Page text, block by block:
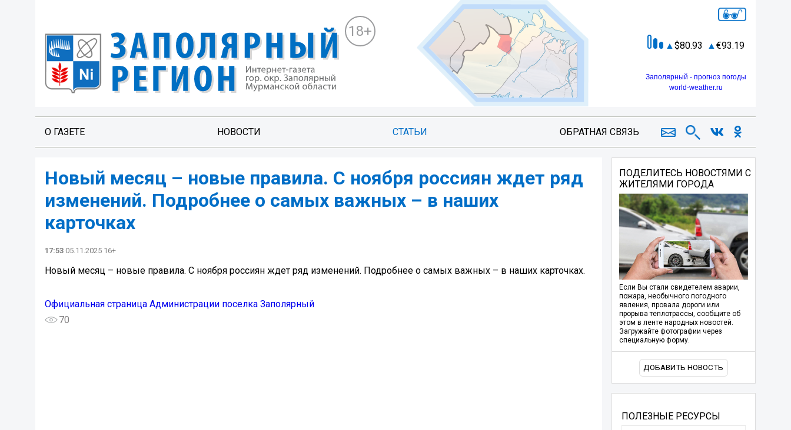
18+
80.93 93.19
Заполярный - прогноз погоды
world-weather.ru
О ГАЗЕТЕ НОВОСТИ СТАТЬИ ОБРАТНАЯ СВЯЗЬ
Новый месяц – новые правила. С ноября россиян ждет ряд
изменений. Подробнее о самых важных – в наших
карточках
17:53 05.11.2025 16+
Новый месяц – новые правила. С ноября россиян ждет ряд изменений. Подробнее о самых важных – в наших карточках.
Официальная страница Администрации поселка Заполярный
70
ПОДЕЛИТЕСЬ НОВОСТЯМИ С
ЖИТЕЛЯМИ ГОРОДА
Если Вы стали свидетелем аварии,
пожара, необычного погодного
явления, провала дороги или
прорыва теплотрассы, сообщите об
этом в ленте народных новостей.
Загружайте фотографии через
специальную форму.
ДОБАВИТЬ НОВОСТЬ
ПОЛЕЗНЫЕ РЕСУРСЫ